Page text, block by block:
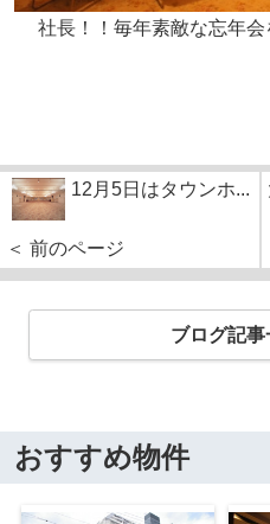
社長！！毎年素敵な忘年会
12月5日はタウンホ...
＜ 前のページ
ブログ記
おすすめ物件